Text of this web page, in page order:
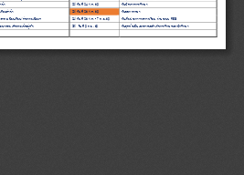
ช้า 22) วันที่ 24 ต.ค. 69
วันปิดภาคการศึกษา
รียนล่าช้า 23) วันที่ 26 ต.ค. 69
วันออกพรรษา
งทะเบียนเรียน/ค่าธรรมเนียมฯ 24) วันที่ 26 ต.ค. -7 พ.ย.69 วันเริ่มประกาศผลการเรียน ผ่านระบบ REG
บาทสมเด็จพระเจ้าอยู่หัว 25)  วันที่ 9 พ.ย. 69
วันสุดท้ายยื่นเอกสารขอสําเร็จการศึกษาของนักศึกษา